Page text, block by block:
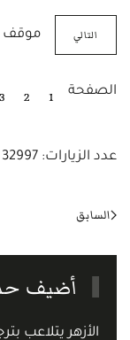
التالي موقف
الصفحة 1
2
3
عدد الزيارات: 32997
السابق
أضيف
الأزهر يتلاعب